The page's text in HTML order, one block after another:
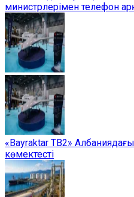
министрлерімен телефон
«Bayraktar TB2»
көмектесті